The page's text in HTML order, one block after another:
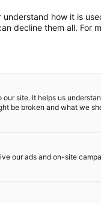
vaatimuksiin.
selvittämään,
tehtaassa ja
ja henkilöstön
how it is
decline them all. For
site. It helps us
be broken and what we
our ads and on-site